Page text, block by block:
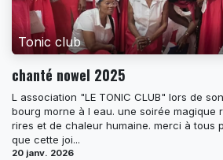
Tonic club
chanté nowel 2025
L association "LE TONIC CLUB" lors de
bourg morne à l eau. une soirée magique
rires et de chaleur humaine. merci à tous
que cette joi...
20 janv. 2026